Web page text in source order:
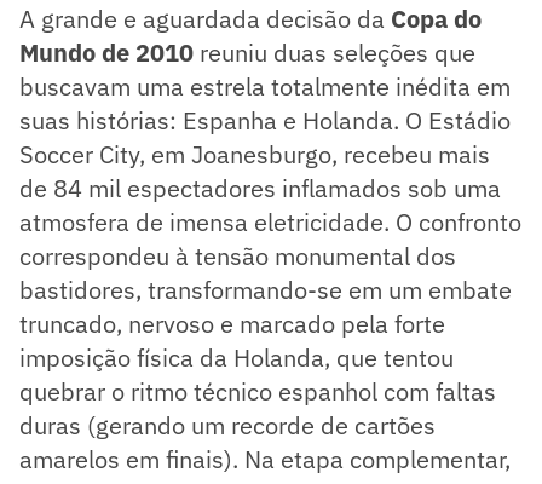
A grande e aguardada decisão da Copa do
Mundo de 2010 reuniu duas seleções que
buscavam uma estrela totalmente inédita em
suas histórias: Espanha e Holanda. O Estádio
Soccer City, em Joanesburgo, recebeu mais
de 84 mil espectadores inflamados sob uma
atmosfera de imensa eletricidade. O confronto
correspondeu à tensão monumental dos
bastidores, transformando-se em um embate
truncado, nervoso e marcado pela forte
imposição física da Holanda, que tentou
quebrar o ritmo técnico espanhol com faltas
duras (gerando um recorde de cartões
amarelos em finais). Na etapa complementar,